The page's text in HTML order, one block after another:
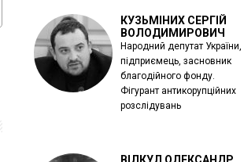
КУЗЬМІНИХ СЕРГІЙ
ВОЛОДИМИРОВИЧ
Народний депутат України,
підприємець, засновник
благодійного фонду.
Фігурант антикорупційних
розслідувань